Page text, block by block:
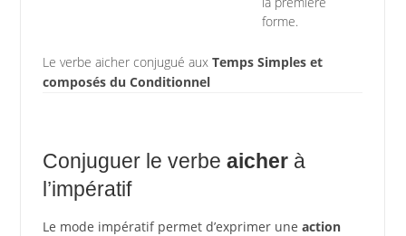
forme.
Le verbe aicher conjugué aux Temps Simples et
composés du Conditionnel
Conjuguer le verbe aicherà
l’impératif
Le mode impératif permet d’exprimer une action